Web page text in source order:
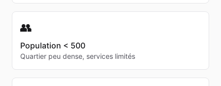
👥
Population < 500
Quartier peu dense, services limités